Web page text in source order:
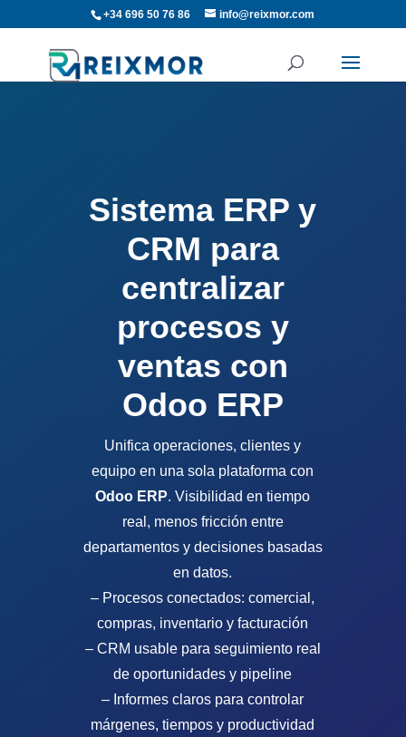
+34 696 50 76 86 info@reixmor.com
Sistema ERP y
CRM para
centralizar
procesos y
ventas con
Odoo ERP
Unifica operaciones, clientes y
equipo en una sola plataforma con
Odoo ERP. Visibilidad en tiempo
real, menos fricción entre
departamentos y decisiones basadas
en datos.
– Procesos conectados: comercial,
compras, inventario y facturación
– CRM usable para seguimiento real
de oportunidades y pipeline
– Informes claros para controlar
márgenes, tiempos y productividad